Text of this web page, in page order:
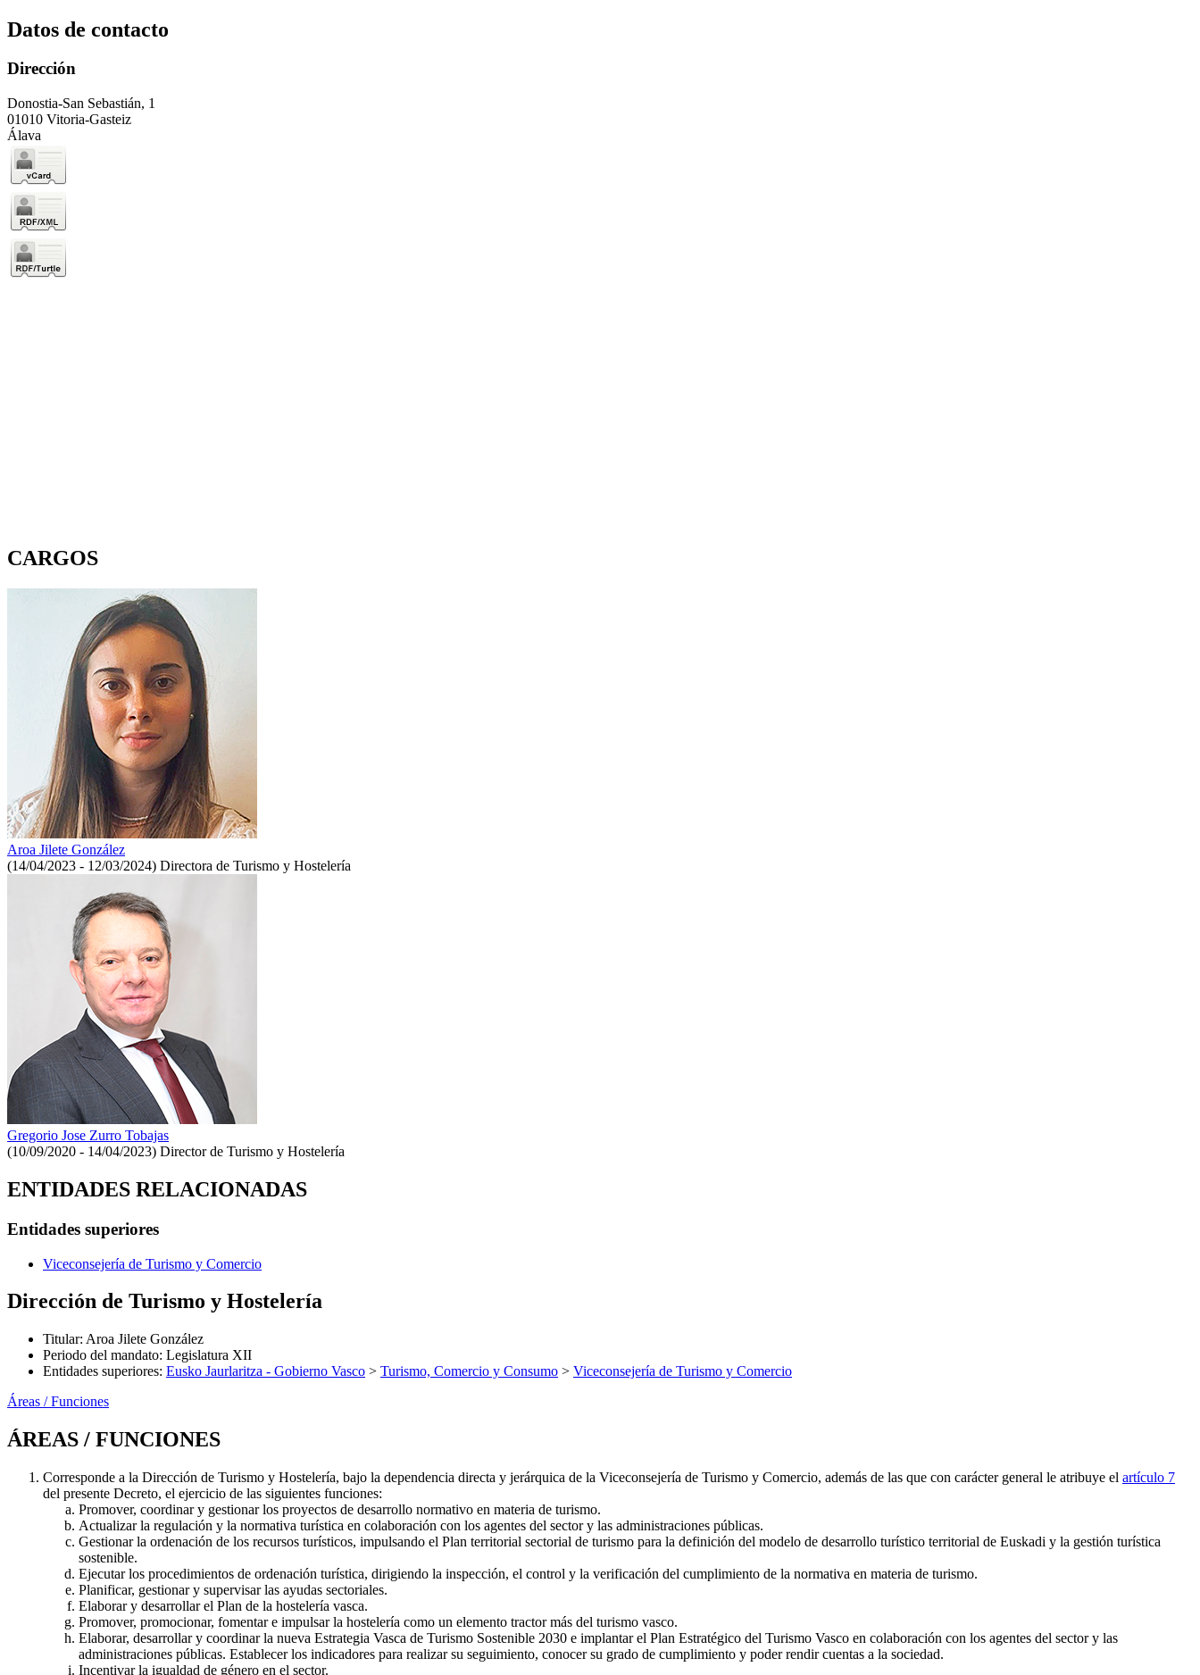
Datos de contacto
Dirección
Donostia-San Sebastián, 1
01010 Vitoria-Gasteiz
Álava
CARGOS
Aroa Jilete González
(14/04/2023 - 12/03/2024) Directora de Turismo y Hostelería
Gregorio Jose Zurro Tobajas
(10/09/2020 - 14/04/2023) Director de Turismo y Hostelería
ENTIDADES RELACIONADAS
Entidades superiores
Viceconsejería de Turismo y Comercio
Dirección de Turismo y Hostelería
Titular: Aroa Jilete González
Periodo del mandato: Legislatura XII
Entidades superiores: Eusko Jaurlaritza - Gobierno Vasco > Turismo, Comercio y Consumo > Viceconsejería de Turismo y Comercio
Áreas / Funciones
ÁREAS / FUNCIONES
Corresponde a la Dirección de Turismo y Hostelería, bajo la dependencia directa y jerárquica de la Viceconsejería de Turismo y Comercio, además de las que con carácter general le atribuye el artículo 7
del presente Decreto, el ejercicio de las siguientes funciones:
Promover, coordinar y gestionar los proyectos de desarrollo normativo en materia de turismo.
Actualizar la regulación y la normativa turística en colaboración con los agentes del sector y las administraciones públicas.
Gestionar la ordenación de los recursos turísticos, impulsando el Plan territorial sectorial de turismo para la definición del modelo de desarrollo turístico territorial de Euskadi y la gestión turística
sostenible.
Ejecutar los procedimientos de ordenación turística, dirigiendo la inspección, el control y la verificación del cumplimiento de la normativa en materia de turismo.
Planificar, gestionar y supervisar las ayudas sectoriales.
Elaborar y desarrollar el Plan de la hostelería vasca.
Promover, promocionar, fomentar e impulsar la hostelería como un elemento tractor más del turismo vasco.
Elaborar, desarrollar y coordinar la nueva Estrategia Vasca de Turismo Sostenible 2030 e implantar el Plan Estratégico del Turismo Vasco en colaboración con los agentes del sector y las
administraciones públicas. Establecer los indicadores para realizar su seguimiento, conocer su grado de cumplimiento y poder rendir cuentas a la sociedad.
Incentivar la igualdad de género en el sector.